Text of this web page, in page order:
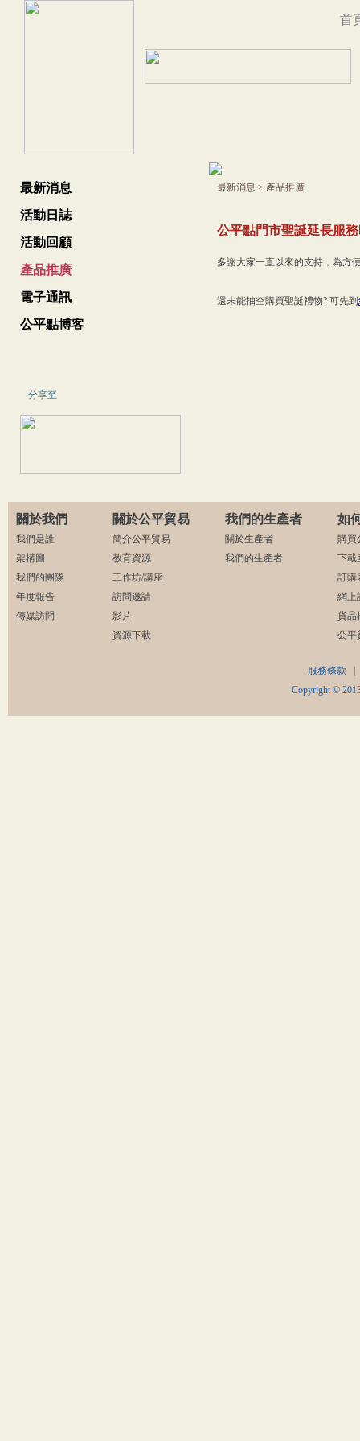
首
最新消息
活動日誌
活動回顧
產品推廣
電子通訊
公平點博客
分享至
最新消息 > 產品推廣
公平點門市聖誕延長服
多謝大家一直以來的支持，為方
還未能抽空購買聖誕禮物? 可先到
關於我們 關於公平貿易 我們的生產者 如
我們是誰
架構圖
我們的團隊
年度報告
傳媒訪問
簡介公平貿易
教育資源
工作坊/講座
訪問邀請
影片
資源下載
關於生產者
我們的生產者
購買
下載
訂購
網上
貨品
公平
服務條款
Copyright ©